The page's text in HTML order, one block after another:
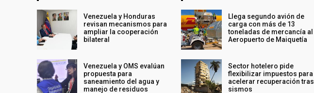
Venezuela y Honduras
revisan mecanismos para
ampliar la cooperación
bilateral
Venezuela y OMS evalúan
propuesta para
saneamiento del agua y
manejo de residuos
Llega segundo avión de
carga con más de 13
toneladas de mercancía al
Aeropuerto de Maiquetía
Sector hotelero pide
flexibilizar impuestos para
acelerar recuperación tras
sismos